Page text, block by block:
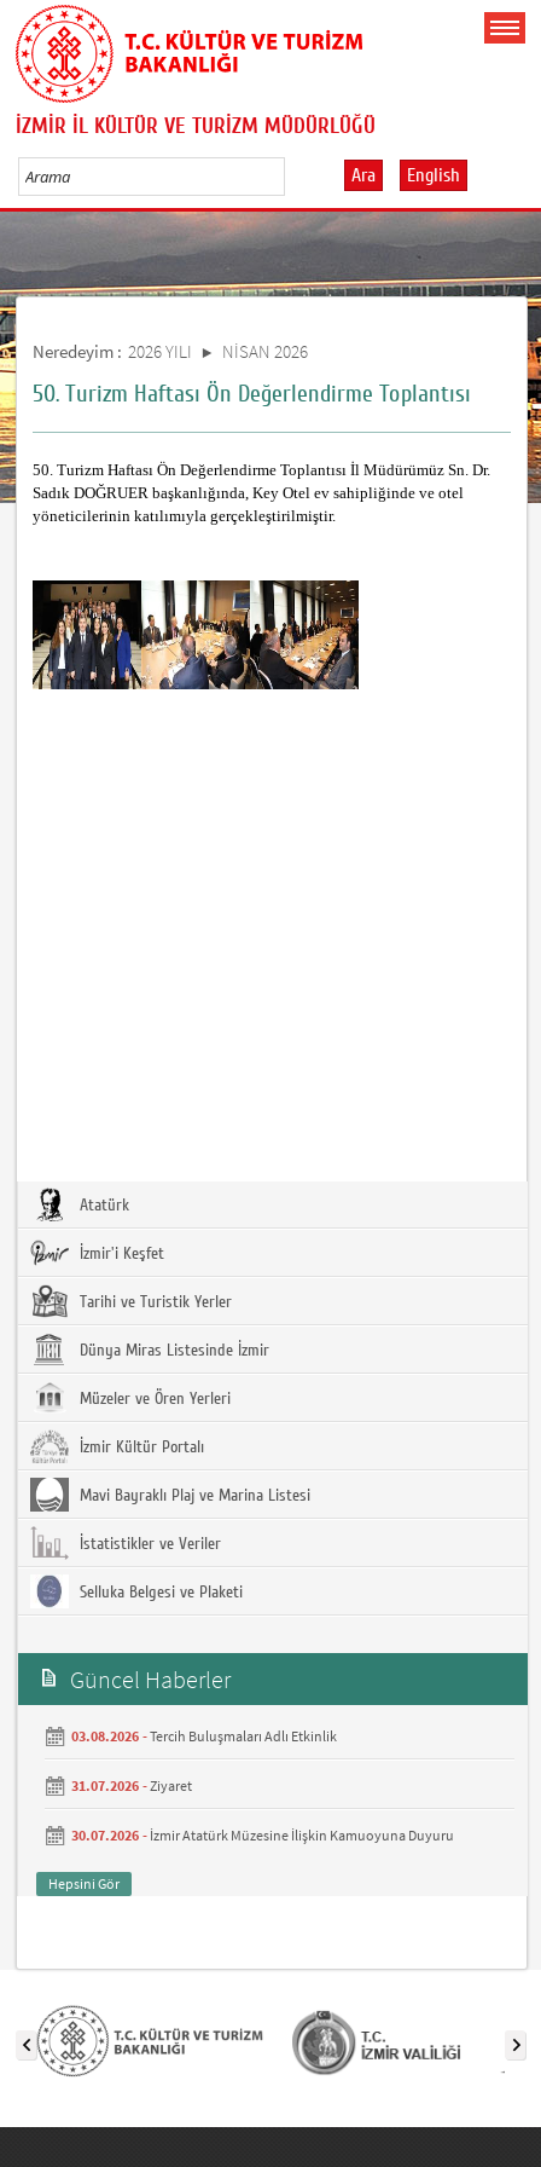
İZMİR İL KÜLTÜR VE TURİZM MÜDÜRLÜĞÜ
Ara English
Neredeyim : 2026 YILI NİSAN 2026
50. Turizm Haftası Ön Değerlendirme Toplantısı
50. Turizm Haftası Ön Değerlendirme Toplantısı İl Müdürümüz Sn. Dr.
Sadık DOĞRUER başkanlığında, Key Otel ev sahipliğinde ve otel
yöneticilerinin katılımıyla gerçekleştirilmiştir.
Atatürk
İzmir'i Keşfet
Tarihi ve Turistik Yerler
Dünya Miras Listesinde İzmir
Müzeler ve Ören Yerleri
İzmir Kültür Portalı
Mavi Bayraklı Plaj ve Marina Listesi
İstatistikler ve Veriler
Selluka Belgesi ve Plaketi
Güncel Haberler
03.08.2026 -Tercih Buluşmaları Adlı Etkinlik
31.07.2026 - Ziyaret
30.07.2026 - İzmir Atatürk Müzesine İlişkin Kamuoyuna Duyuru
Hepsini Gör